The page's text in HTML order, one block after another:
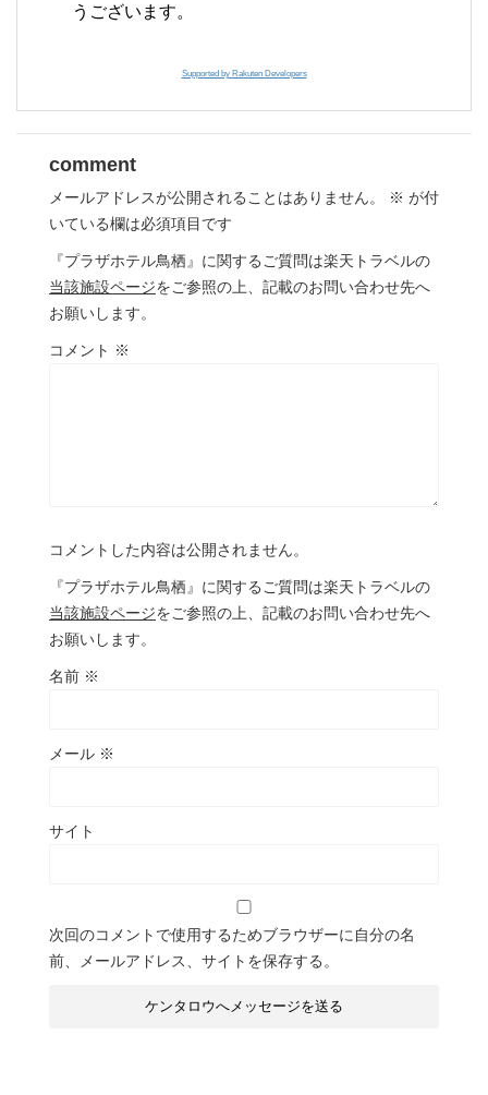
うございます。
Supported by Rakuten Developers
comment
メールアドレスが公開されることはありません。 ※ が付
いている欄は必須項目です
『プラザホテル鳥栖』に関するご質問は楽天トラベルの
当該施設ページをご参照の上、記載のお問い合わせ先へ
お願いします。
コメント ※
コメントした内容は公開されません。
『プラザホテル鳥栖』に関するご質問は楽天トラベルの
当該施設ページをご参照の上、記載のお問い合わせ先へ
お願いします。
名前 ※
メール ※
サイト
次回のコメントで使用するためブラウザーに自分の名
前、メールアドレス、サイトを保存する。